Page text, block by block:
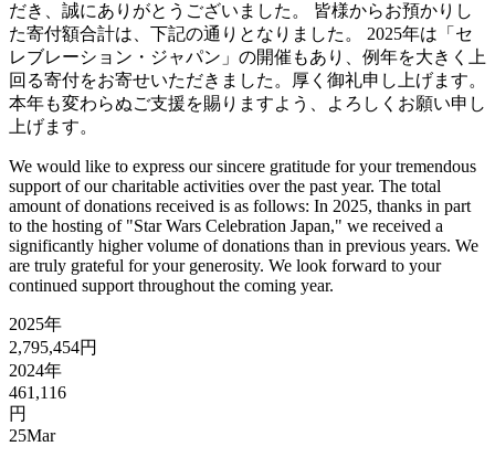
だき、誠にありがとうございました。 皆様からお預かりし
た寄付額合計は、下記の通りとなりました。 2025年は「セ
レブレーション・ジャパン」の開催もあり、例年を大きく上
回る寄付をお寄せいただきました。厚く御礼申し上げます。
本年も変わらぬご支援を賜りますよう、よろしくお願い申し
上げます。
We would like to express our sincere gratitude for your tremendous
support of our charitable activities over the past year. The total
amount of donations received is as follows: In 2025, thanks in part
to the hosting of "Star Wars Celebration Japan," we received a
significantly higher volume of donations than in previous years. We
are truly grateful for your generosity. We look forward to your
continued support throughout the coming year.
2025年
2,795,454円
2024年
461,116
円
25Mar